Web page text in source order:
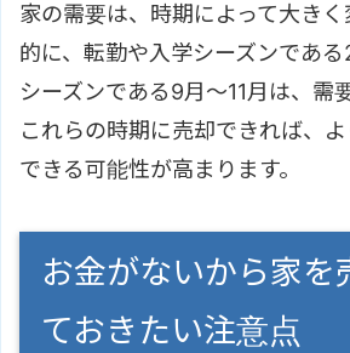
家の需要は、時期によって大き
的に、転勤や入学シーズンであ
シーズンである9月～11月は、需
これらの時期に売却できれば、
できる可能性が高まります。
お金がないから家を
ておきたい注意点